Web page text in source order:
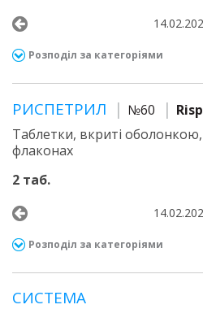
Розподіл за категоріями
РИСПЕТРИЛ №60
Таблетки, вкриті
флаконах
2 таб.
Розподіл за категоріями
СИСТЕМА